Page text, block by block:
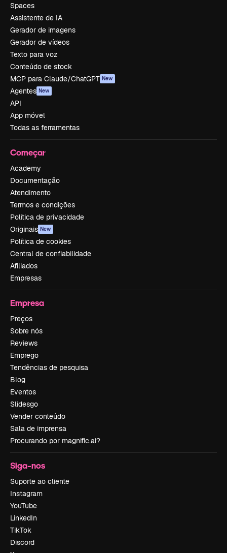
Spaces
Assistente de IA
Gerador de imagens
Gerador de vídeos
Texto para voz
Conteúdo de stock
MCP para Claude/ChatGPT New
Agentes New
API
App móvel
Todas as ferramentas
Começar
Academy
Documentação
Atendimento
Termos e condições
Política de privacidade
Originais New
Política de cookies
Central de confiabilidade
Afiliados
Empresas
Empresa
Preços
Sobre nós
Reviews
Emprego
Tendências de pesquisa
Blog
Eventos
Slidesgo
Vender conteúdo
Sala de imprensa
Procurando por magnific.ai?
Siga-nos
Suporte ao cliente
Instagram
YouTube
LinkedIn
TikTok
Discord